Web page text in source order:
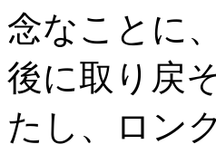
念なことに
後に取り戻
たし、ロン